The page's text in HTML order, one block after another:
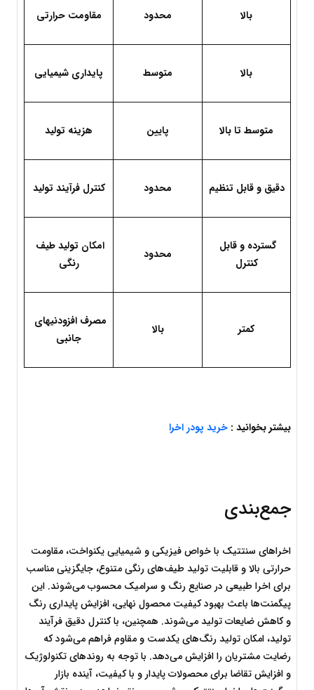
بالا محدود مقاومت حرارتی
بالا متوسط پایداری شیمیایی
متوسط تا بالا پایین هزینه تولید
دقیق و قابل تنظیم محدود کنترل فرآیند تولید
کنترل
محدود
رنگی
کمتر بالا
جانبی
بیشتر بخوانید : خرید پودر اخرا
جمع‌بندی